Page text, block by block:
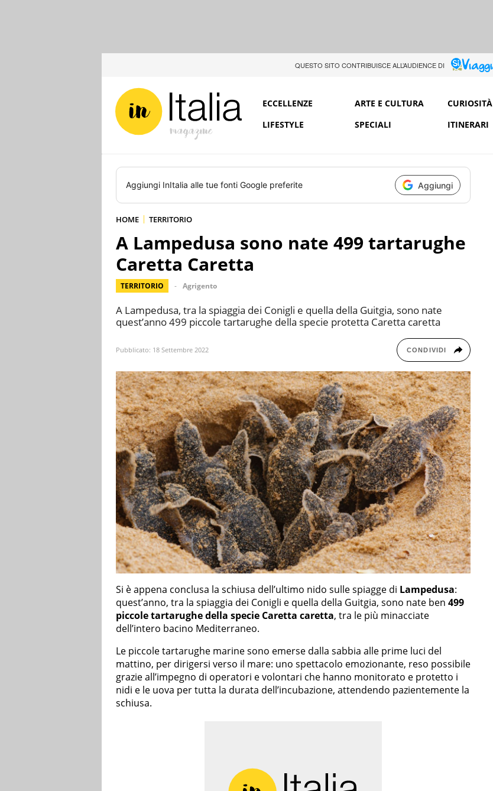
QUESTO SITO CONTRIBUISCE ALL’AUDIENCE DI
ECCELLENZE ARTE E CULTURA CURIOSITÀ
LIFESTYLE
SPECIALI ITINERARI
Aggiungi InItalia alle tue fonti Google preferite Aggiungi
HOME TERRITORIO
A Lampedusa sono nate 499 tartarughe
Caretta Caretta
TERRITORIO Agrigento
A Lampedusa, tra la spiaggia dei Conigli e quella della Guitgia, sono nate
quest’anno 499 piccole tartarughe della specie protetta Caretta caretta
Pubblicato: 18 Settembre 2022 CONDIVIDI
Si è appena conclusa la schiusa dell’ultimo nido sulle spiagge di Lampedusa:
quest’anno, tra la spiaggia dei Conigli e quella della Guitgia, sono nate ben 499
piccole tartarughe della specie Caretta caretta, tra le più minacciate
dell’intero bacino Mediterraneo.
Le piccole tartarughe marine sono emerse dalla sabbia alle prime luci del
mattino, per dirigersi verso il mare: uno spettacolo emozionante, reso possibile
grazie all’impegno di operatori e volontari che hanno monitorato e protetto i
nidi e le uova per tutta la durata dell’incubazione, attendendo pazientemente la
schiusa.